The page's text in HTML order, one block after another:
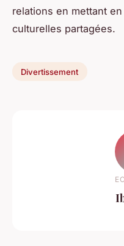
relations en mettant
culturelles partagées.
Divertissement